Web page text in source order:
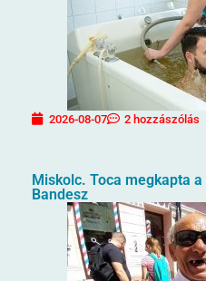
2026-08-07 2 hozzászólás
Miskolc. Toca megkapta
Bandesz